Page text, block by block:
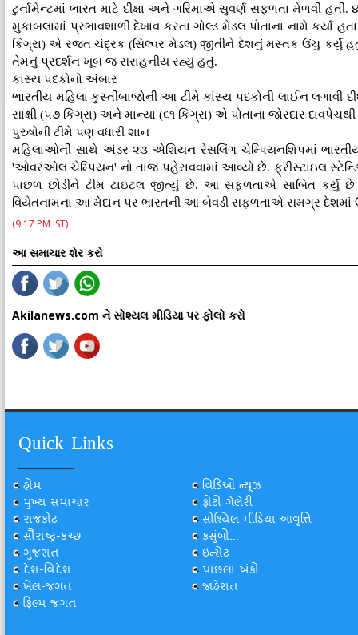
ટુર્નામેન્ટમાં ભારત માટે દીક્ષા અને ગરિમાએ સુવર્ણ સફળતા મેળવી
મુકાબલામાં પ્રભાવશાળી દેખાવ કરતા ગોલ્ડ મેડલ પોતાના નામે કર્યા
કિગ્રા) એ રજત ચંદ્રક (સિલ્વર મેડલ) જીતીને દેશનું મસ્તક ઉંચુ કર્યું હતું.
તેમનું પ્રદર્શન ખૂબ જ સરાહનીય રહ્યું હતું.
કાંસ્ય પદકોનો અંબાર
ભારતીય મહિલા કુસ્તીબાજોની આ ટીમે કાંસ્ય પદકોની લાઈન લગાવી
સાક્ષી (૫૭ કિગ્રા) અને માન્યા (૬૧ કિગ્રા) એ પોતાના જોરદાર
પુરુષોની ટીમે પણ વધારી શાન
મહિલાઓની સાથે અંડર-૨૩ એશિયન રેસલિંગ ચેમ્પિયનશિપમાં
'ઓવરઓલ ચેમ્પિયન' નો તાજ પહેરાવવામાં આવ્યો છે. ફ્રીસ્ટાઇલ
પાછળ છોડીને ટીમ ટાઇટલ જીત્યું છે. આ સફળતાએ સાબિત કર્યું
વિયેતનામના આ મેદાન પર ભારતની આ બેવડી સફળતાએ સમગ્ર દેશમાં
(9:17 PM IST)
આ સમાચાર શેર કરો
Akilanews.com ને સોશ્યલ મીડિયા પર ફોલો કરો
Quick Links
હોમ
મુખ્ય સમાચાર
રાજકોટ
સૌરાષ્ટ્ર-કચ્છ
ગુજરાત
દેશ-વિદેશ
ખેલ-જગત
ફિલ્મ જગત
વિડિઓ ન્યૂઝ
ફોટો ગેલેરી
સોશ્યિલ મીડિયા આવૃત્તિ
કસુંબો...
ઇન્સેટ
પાછલા અંકો
જાહેરાત